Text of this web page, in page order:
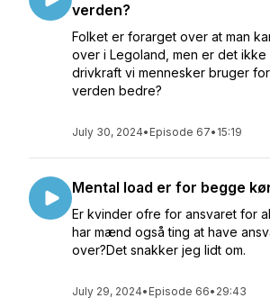
verden?
Folket er forarget over at man
over i Legoland, men er det
drivkraft vi mennesker bruger
verden bedre?
July 30, 2024• Episode 67• 15:19
Mental load er for begge
Er kvinder ofre for ansvaret for
har mænd også ting at have
over?Det snakker jeg lidt om.
July 29, 2024• Episode 66• 29:43